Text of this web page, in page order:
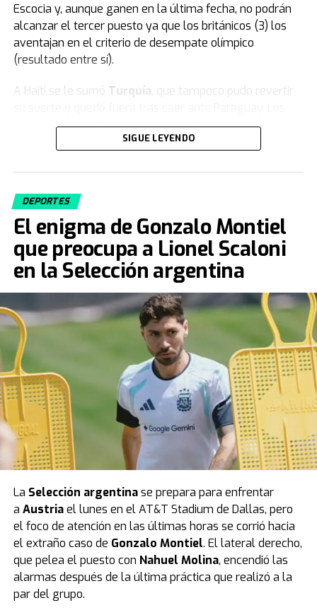
Escocia y, aunque ganen en la última fecha, no podrán
alcanzar el tercer puesto ya que los británicos (3) los
aventajan en el criterio de desempate olímpico
(resultado entre sí).
A Haití se le sumó Turquía , que tampoco pudo revertir
turcos, a pesar de jugar con un hombre más, no
lograron dar vuelta el resultado y firmaron una rápida
Mundo.
Fuente: TN
SIGUE LEYENDO
DEPORTES
El enigma de Gonzalo Montiel
que preocupa a Lionel Scaloni
en la Selección argentina
La Selección argentinase prepara para enfrentar
a Austriael lunes en el AT&T Stadium de Dallas, pero
el foco de atención en las últimas horas se corrió hacia
el extraño caso de Gonzalo Montiel. El lateral derecho,
que pelea el puesto con Nahuel Molina, encendió las
alarmas después de la última práctica que realizó a la
par del grupo.